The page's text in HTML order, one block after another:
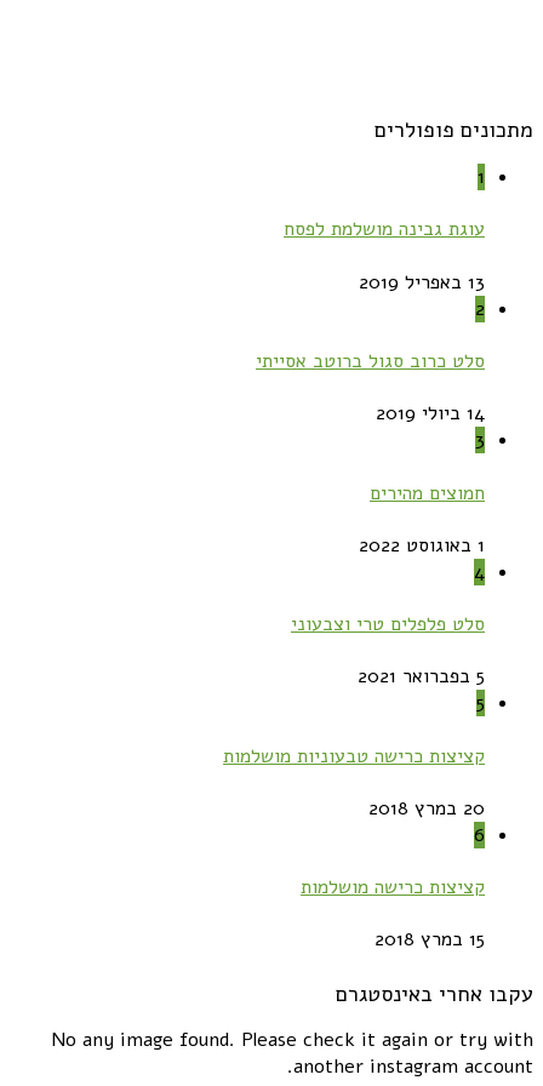
מתכונים פופולרים
1
עוגת גבינה מושלמת לפסח
13 באפריל 2019
2
סלט כרוב סגול ברוטב אסייתי
14 ביולי 2019
3
חמוצים מהירים
1 באוגוסט 2022
4
סלט פלפלים טרי וצבעוני
5 בפברואר 2021
5
קציצות כרישה טבעוניות מושלמות
20 במרץ 2018
6
קציצות כרישה מושלמות
15 במרץ 2018
עקבו אחרי באינסטגרם
No any image found. Please check it again or try with
another instagram account.